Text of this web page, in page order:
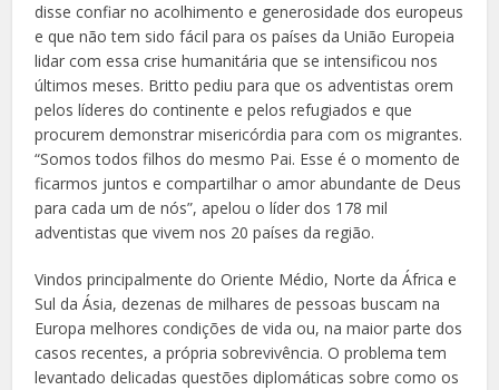
disse confiar no acolhimento e generosidade dos europeus
e que não tem sido fácil para os países da União Europeia
lidar com essa crise humanitária que se intensificou nos
últimos meses. Britto pediu para que os adventistas orem
pelos líderes do continente e pelos refugiados e que
procurem demonstrar misericórdia para com os migrantes.
“Somos todos filhos do mesmo Pai. Esse é o momento de
ficarmos juntos e compartilhar o amor abundante de Deus
para cada um de nós”, apelou o líder dos 178 mil
adventistas que vivem nos 20 países da região.
Vindos principalmente do Oriente Médio, Norte da África e
Sul da Ásia, dezenas de milhares de pessoas buscam na
Europa melhores condições de vida ou, na maior parte dos
casos recentes, a própria sobrevivência. O problema tem
levantado delicadas questões diplomáticas sobre como os